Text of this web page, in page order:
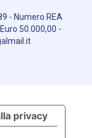
- Numero REA
Euro 50.000,00 -
privacy